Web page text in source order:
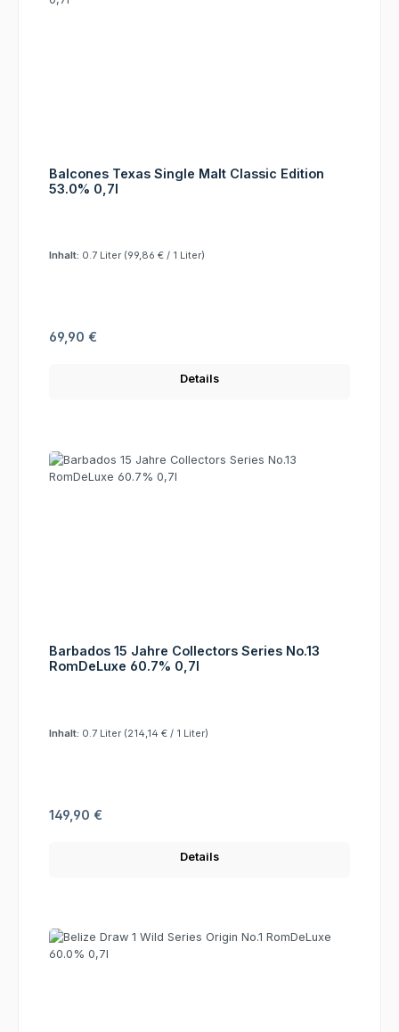
Balcones Texas Single Malt Classic Edition
53.0% 0,7l
Inhalt: 0.7 Liter (99,86 € / 1 Liter)
Regulärer Preis:
69,90 €
Details
Barbados 15 Jahre Collectors Series No.13
RomDeLuxe 60.7% 0,7l
Inhalt: 0.7 Liter (214,14 € / 1 Liter)
Regulärer Preis:
149,90 €
Details